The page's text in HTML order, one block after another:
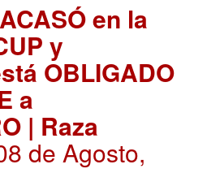
en la
y
OBLIGADO
a
| Raza
de Agosto,